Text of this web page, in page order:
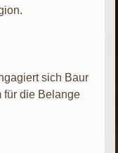
sich Baur
für die Belange